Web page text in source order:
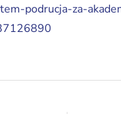
podrucja-za-